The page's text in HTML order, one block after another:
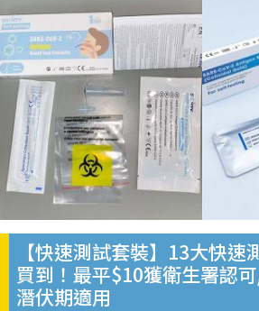
【快速測試套裝】13大快
買到！最平$10獲衛生署認
潛伏期適用